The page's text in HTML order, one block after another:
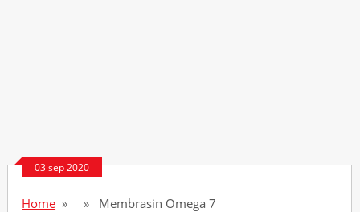
03 sep 2020
Home » » Membrasin Omega 7